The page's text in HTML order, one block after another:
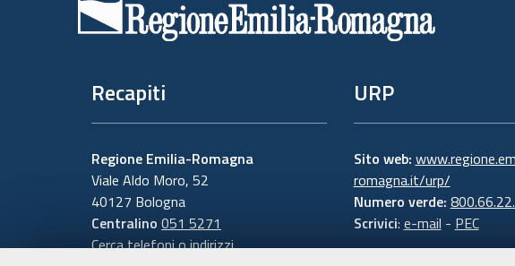
Recapiti
Regione Emilia-Romagna
Viale Aldo Moro, 52
40127 Bologna
Centralino 051 5271
Cerca telefoni o indirizzi
URP
Sito web:
romagna.it/urp/
Numero verde:
Scrivici: e-mail - PEC